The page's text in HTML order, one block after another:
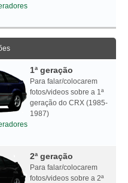
1ª geração
Para falar/colocarem
fotos/videos sobre a 1ª
geração do CRX (1985-
1987)
2ª geração
Para falar/colocarem
fotos/videos sobre a 2ª